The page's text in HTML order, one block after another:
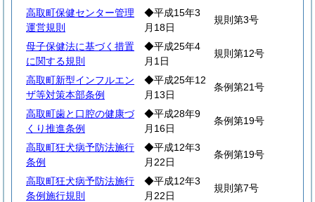
高取町保健センター管理
運営規則
◆平成15年3
月18日
規則第3号
母子保健法に基づく措置
に関する規則
◆平成25年4
月1日
規則第12号
高取町新型インフルエン
ザ等対策本部条例
◆平成25年12
月13日
条例第21号
高取町歯と口腔の健康づ
くり推進条例
◆平成28年9
月16日
条例第19号
高取町狂犬病予防法施行
条例
◆平成12年3
月22日
条例第19号
高取町狂犬病予防法施行
条例施行規則
◆平成12年3
月22日
規則第7号